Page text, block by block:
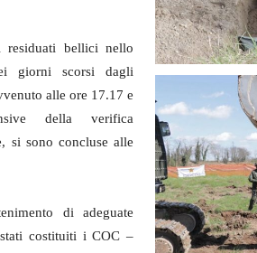
residuati bellici nello
giorni scorsi dagli
alle ore 17.17 e
della verifica
si sono concluse alle
di adeguate
costituiti i COC –